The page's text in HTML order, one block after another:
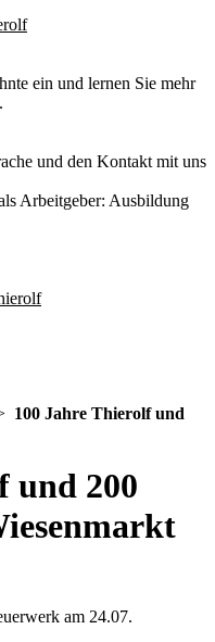
ein und lernen Sie mehr
und den Kontakt mit uns
Arbeitgeber: Ausbildung
100 Jahre Thierolf und
und 200
am 24.07.